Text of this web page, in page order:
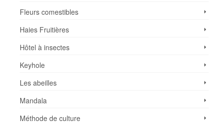
Fleurs comestibles
Haies Fruitières
Hôtel à insectes
Keyhole
Les abeilles
Mandala
Méthode de culture